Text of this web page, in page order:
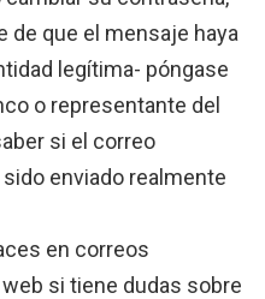
de que el mensaje haya
legítima- póngase
o representante del
si el correo
enviado realmente
en correos
si tiene dudas sobre